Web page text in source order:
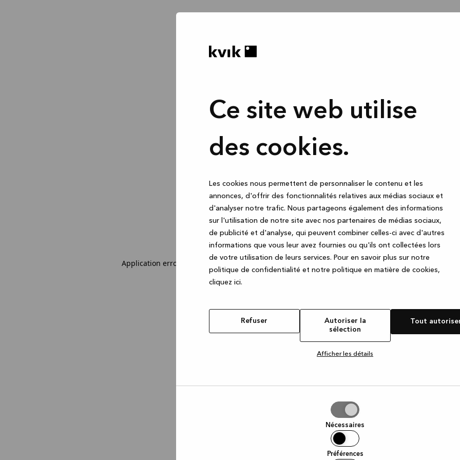
Ce site web utilise
des cookies.
Les cookies nous permettent de personnaliser le contenu et les
annonces, d'offrir des fonctionnalités relatives aux médias sociaux et
d'analyser notre trafic. Nous partageons également des informations
sur l'utilisation de notre site avec nos partenaires de médias sociaux,
de publicité et d'analyse, qui peuvent combiner celles-ci avec d'autres
informations que vous leur avez fournies ou qu'ils ont collectées lors
de votre utilisation de leurs services. Pour en savoir plus sur notre
politique de confidentialité et notre politique en matière de cookies,
cliquez ici.
Refuser
Autoriser la
sélection
Tout
Afficher les détails
Nécessaires
Préférences
Application error: a client-side exception has occurred while loading www.kvik.be (see the